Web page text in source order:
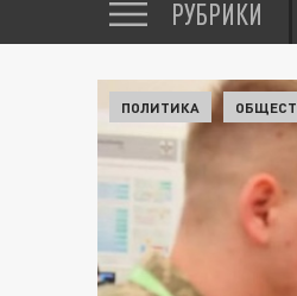
РУБРИКИ
ПОЛИТИКА